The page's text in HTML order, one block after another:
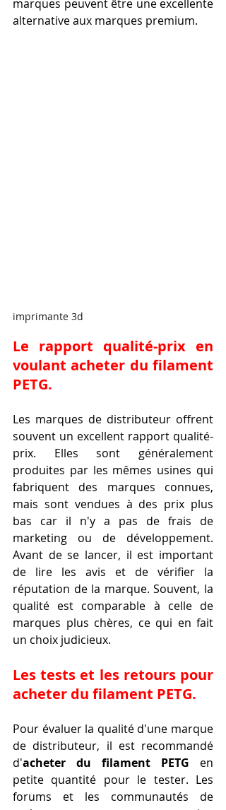
marques peuvent être une excellente
alternative aux marques premium.
imprimante 3d
Le rapport qualité-prix en
voulant acheter du filament
PETG.
Les marques de distributeur offrent
souvent un excellent rapport qualité-
prix. Elles sont généralement
produites par les mêmes usines qui
fabriquent des marques connues,
mais sont vendues à des prix plus
bas car il n'y a pas de frais de
marketing ou de développement.
Avant de se lancer, il est important
de lire les avis et de vérifier la
réputation de la marque. Souvent, la
qualité est comparable à celle de
marques plus chères, ce qui en fait
un choix judicieux.
Les tests et les retours pour
acheter du filament PETG.
Pour évaluer la qualité d'une marque
de distributeur, il est recommandé
d'acheter du filament PETG en
petite quantité pour le tester. Les
forums et les communautés de